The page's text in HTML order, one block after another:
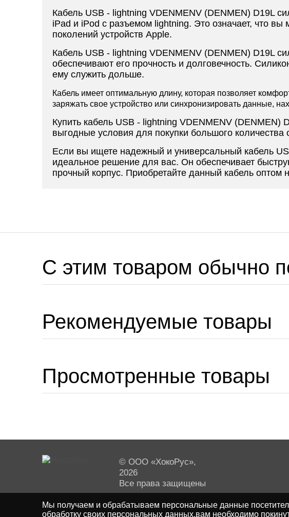
Кабель USB - lightning VDENMENV (DENMEN) D19L
iPad и iPod с разъемом lightning. Это означает, что
поколений устройств Apple.
Кабель USB - lightning VDENMENV (DENMEN) D19L
обеспечивают его прочность и долговечность.
ему служить дольше.
Кабель имеет оптимальную длину, которая позволяет
заряжать свое устройство или синхронизировать данные,
Купить кабель USB - lightning VDENMENV
выгодные условия для покупки большого количества
Если вы ищете надежный и универсальный кабель
идеальное решение для вас. Он обеспечивает
прочный корпус. Приобретайте данный кабель оптом
C этим товаром обычно
Рекомендуемые товары
Просмотренные товары
© ООО «ХокоРус»,
2026
Все права защищены
Мы получаем и обрабатываем персональные данные
обработку своих персональных данных,вам необходимо